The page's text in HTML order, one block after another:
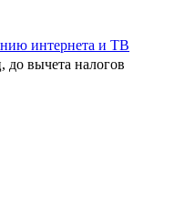
интернета и ТВ
до вычета налогов